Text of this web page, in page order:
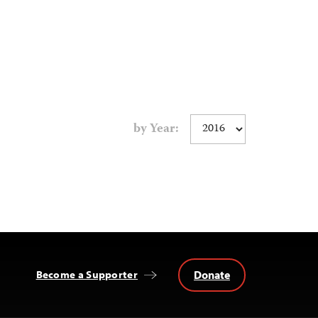
by Year:
Become a Supporter Donate